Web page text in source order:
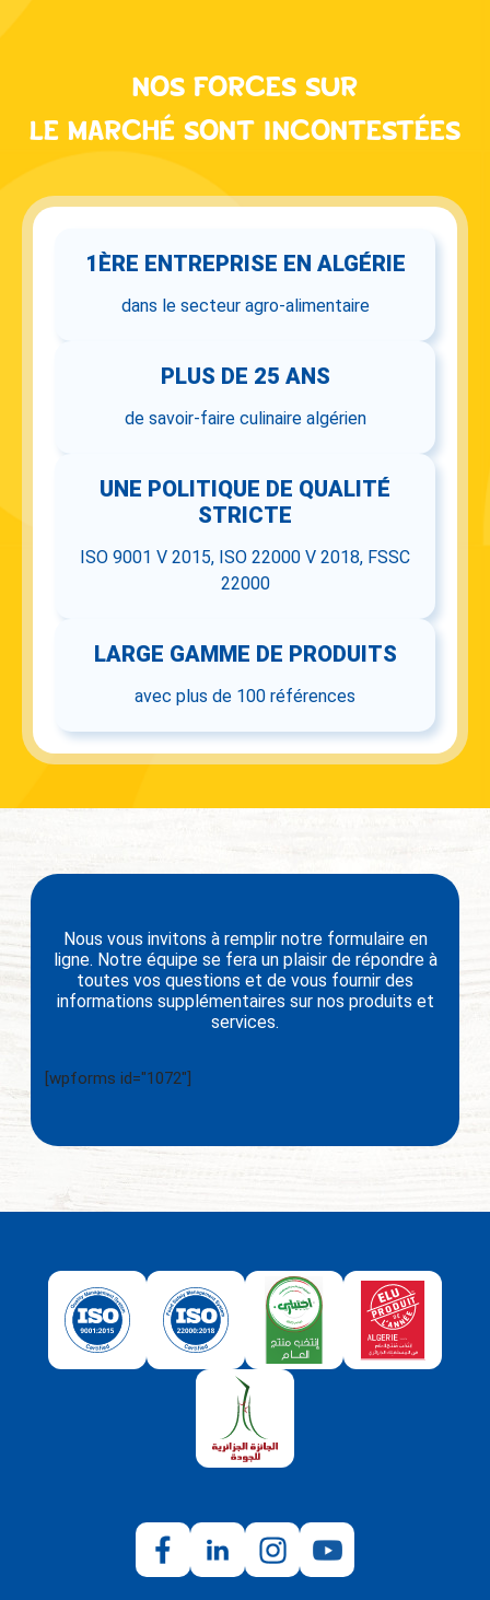
NOS FORCES SUR
LE MARCHÉ SONT INCONTESTÉES
1ÈRE ENTREPRISE EN ALGÉRIE
dans le secteur agro-alimentaire
PLUS DE 25 ANS
de savoir-faire culinaire algérien
UNE POLITIQUE DE QUALITÉ
STRICTE
ISO 9001 V 2015, ISO 22000 V 2018, FSSC
22000
LARGE GAMME DE PRODUITS
avec plus de 100 références
Nous vous invitons à remplir notre formulaire en
ligne. Notre équipe se fera un plaisir de répondre à
toutes vos questions et de vous fournir des
informations supplémentaires sur nos produits et
services.
[wpforms id="1072"]